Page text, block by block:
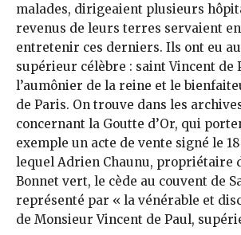
malades, dirigeaient plusieurs
revenus de leurs terres servaient
entretenir ces derniers. Ils ont eu
supérieur célèbre : saint Vincent de
l’aumônier de la reine et le
de Paris. On trouve dans les
concernant la Goutte d’Or, qui
exemple un acte de vente signé le
lequel Adrien Chaunu, propriétaire
Bonnet vert, le cède au couvent de
représenté par « la vénérable et
de Monsieur Vincent de Paul,